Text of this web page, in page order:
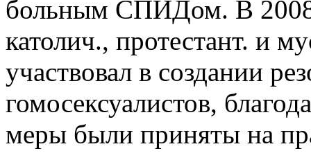
больным СПИДом. В 2008
католич., протестант. и
участвовал в создании
гомосексуалистов,
меры были приняты на